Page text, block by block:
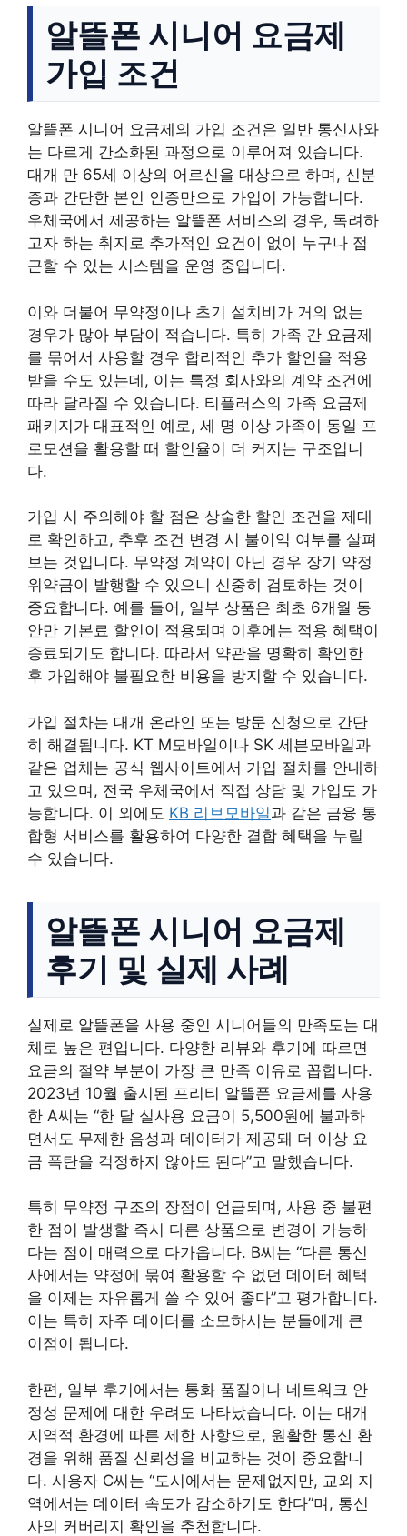
알뜰폰 시니어 요금제
가입 조건
알뜰폰 시니어 요금제의 가입 조건은 일반 통신사와
는 다르게 간소화된 과정으로 이루어져 있습니다.
대개 만 65세 이상의 어르신을 대상으로 하며, 신분
증과 간단한 본인 인증만으로 가입이 가능합니다.
우체국에서 제공하는 알뜰폰 서비스의 경우, 독려하
고자 하는 취지로 추가적인 요건이 없이 누구나 접
근할 수 있는 시스템을 운영 중입니다.
이와 더불어 무약정이나 초기 설치비가 거의 없는
경우가 많아 부담이 적습니다. 특히 가족 간 요금제
를 묶어서 사용할 경우 합리적인 추가 할인을 적용
받을 수도 있는데, 이는 특정 회사와의 계약 조건에
따라 달라질 수 있습니다. 티플러스의 가족 요금제
패키지가 대표적인 예로, 세 명 이상 가족이 동일 프
로모션을 활용할 때 할인율이 더 커지는 구조입니
다.
가입 시 주의해야 할 점은 상술한 할인 조건을 제대
로 확인하고, 추후 조건 변경 시 불이익 여부를 살펴
보는 것입니다. 무약정 계약이 아닌 경우 장기 약정
위약금이 발행할 수 있으니 신중히 검토하는 것이
중요합니다. 예를 들어, 일부 상품은 최초 6개월 동
안만 기본료 할인이 적용되며 이후에는 적용 혜택이
종료되기도 합니다. 따라서 약관을 명확히 확인한
후 가입해야 불필요한 비용을 방지할 수 있습니다.
가입 절차는 대개 온라인 또는 방문 신청으로 간단
히 해결됩니다. KT M모바일이나 SK 세븐모바일과
같은 업체는 공식 웹사이트에서 가입 절차를 안내하
고 있으며, 전국 우체국에서 직접 상담 및 가입도 가
능합니다. 이 외에도 KB 리브모바일과 같은 금융 통
합형 서비스를 활용하여 다양한 결합 혜택을 누릴
수 있습니다.
알뜰폰 시니어 요금제
후기 및 실제 사례
실제로 알뜰폰을 사용 중인 시니어들의 만족도는 대
체로 높은 편입니다. 다양한 리뷰와 후기에 따르면
요금의 절약 부분이 가장 큰 만족 이유로 꼽힙니다.
2023년 10월 출시된 프리티 알뜰폰 요금제를 사용
한 A씨는 “한 달 실사용 요금이 5,500원에 불과하
면서도 무제한 음성과 데이터가 제공돼 더 이상 요
금 폭탄을 걱정하지 않아도 된다”고 말했습니다.
특히 무약정 구조의 장점이 언급되며, 사용 중 불편
한 점이 발생할 즉시 다른 상품으로 변경이 가능하
다는 점이 매력으로 다가옵니다. B씨는 “다른 통신
사에서는 약정에 묶여 활용할 수 없던 데이터 혜택
을 이제는 자유롭게 쓸 수 있어 좋다”고 평가합니다.
이는 특히 자주 데이터를 소모하시는 분들에게 큰
이점이 됩니다.
한편, 일부 후기에서는 통화 품질이나 네트워크 안
정성 문제에 대한 우려도 나타났습니다. 이는 대개
지역적 환경에 따른 제한 사항으로, 원활한 통신 환
경을 위해 품질 신뢰성을 비교하는 것이 중요합니
다. 사용자 C씨는 “도시에서는 문제없지만, 교외 지
역에서는 데이터 속도가 감소하기도 한다”며, 통신
사의 커버리지 확인을 추천합니다.